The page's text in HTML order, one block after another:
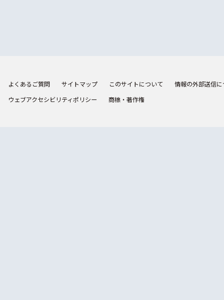
よくあるご質問 サイトマップ このサイトについて
情報の外部送信
ウェブアクセシビリティポリシー
商標・著作権